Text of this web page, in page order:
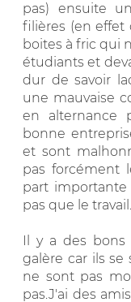
pas) ensuite
filières (en effet
boites à fric qui
étudiants et
dur de savoir
une mauvaise
en alternance
bonne
et sont
pas forcément
part
pas que le travail.
Il y a des bons
galère car ils
ne sont pas
pas.J'ai des